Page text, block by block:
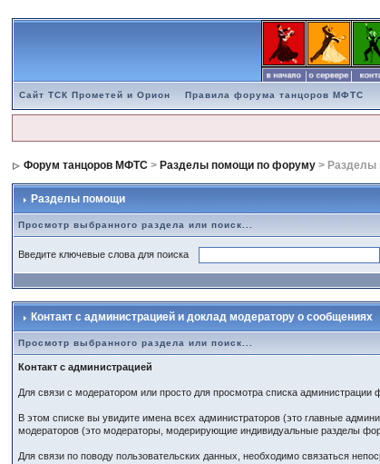
Сайт ТСК Прометей и Орион Правила форума танцоров МФТС
Форум танцоров МФТС > Разделы помощи по форуму > Разделы
Разделы помощи
Просмотр выбранного раздела или поиск...
Введите ключевые слова для поиска
Контакт с администрацией и доклад модератору о сообщениях
Просмотр выбранного раздела или поиск...
Контакт с администрацией
Для связи с модератором или просто для просмотра списка
В этом списке вы увидите имена всех администраторов (это главные
модераторов (это модераторы, модерирующие индивидуальные разделы
Для связи по поводу пользовательских данных, необходимо связаться